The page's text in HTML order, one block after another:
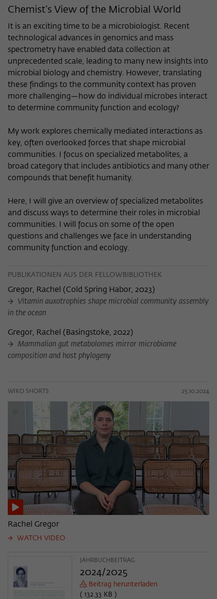
Chemist’s View of the Microbial World
It is an exciting time to be a microbiologist. Recent
technological advances in genomics and mass
spectrometry have enabled data collection at
unprecedented scale, leading to many new insights into
microbial biology and chemistry. However, translating
these findings to the community context has proven
more challenging—how do individual microbes interact
to determine community function and ecology?
My work explores chemically mediated interactions as
key, often overlooked forces that shape microbial
communities. I focus on specialized metabolites, a
broad category that includes antibiotics and many other
compounds that benefit humanity.
Here, I will give an overview of specialized metabolites
and discuss ways to determine their roles in microbial
communities. I will focus on some of the open
questions and challenges we face in understanding
community function and ecology.
PUBLIKATIONEN AUS DER FELLOWBIBLIOTHEK
Gregor, Rachel (Cold Spring Habor, 2023)
Vitamin auxotrophies shape microbial community assembly
in the ocean
Gregor, Rachel ( Basingstoke, 2022)
Mammalian gut metabolomes mirror microbiome
composition and host phylogeny
WIKO SHORTS 25.10.2024
Rachel Gregor
WATCH VIDEO
JAHRBUCHBEITRAG
2024/2025
Beitrag herunterladen
( 132.33 KB )